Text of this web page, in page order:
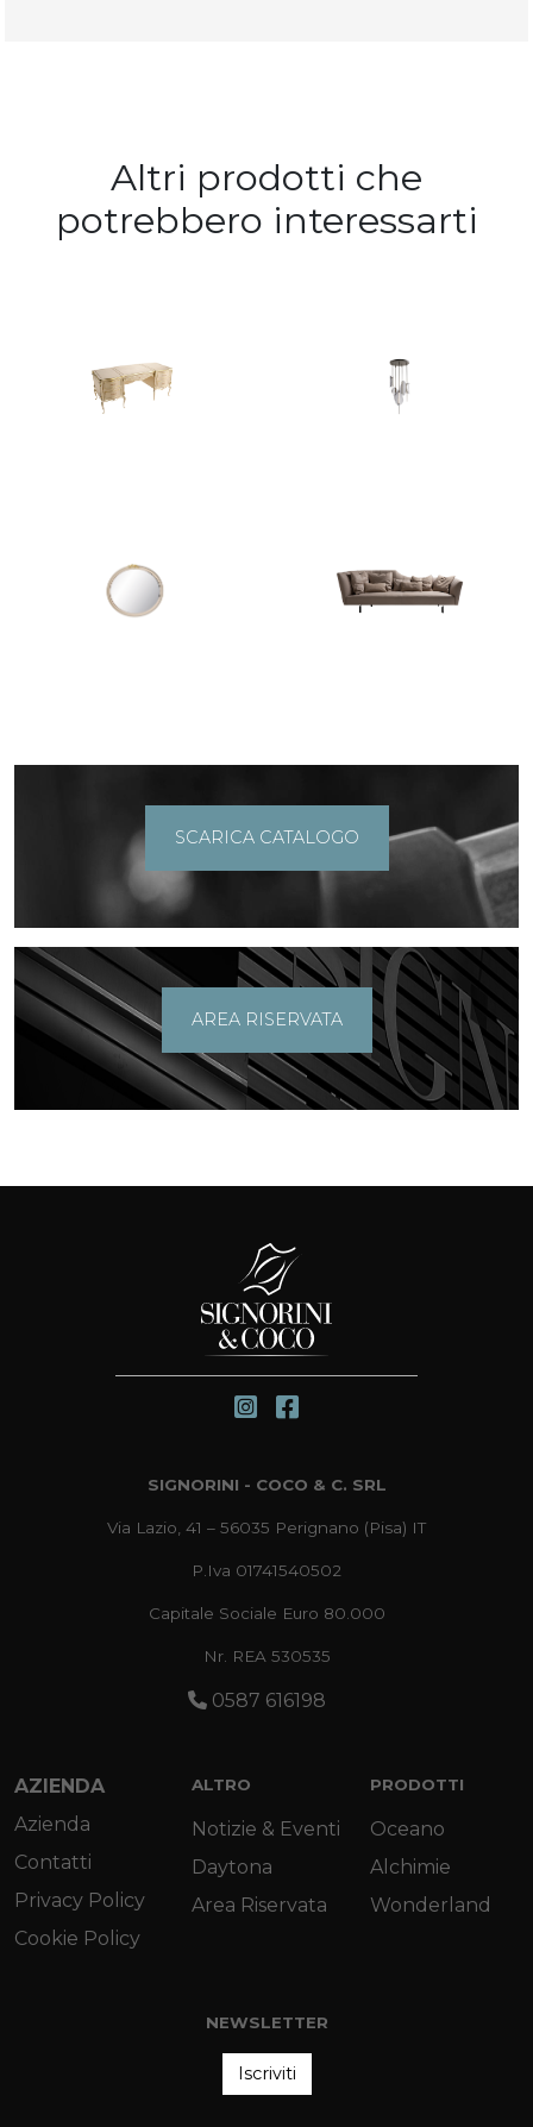
Altri prodotti che
potrebbero interessarti
SCARICA CATALOGO
AREA RISERVATA
SIGNORINI - COCO & C. SRL
Via Lazio, 41 – 56035 Perignano (Pisa) IT
P.Iva 01741540502
Capitale Sociale Euro 80.000
Nr. REA 530535
0587 616198
AZIENDA
Azienda
Contatti
Privacy Policy
Cookie Policy
ALTRO
Notizie & Eventi
Daytona
Area Riservata
PRODOTTI
Oceano
Alchimie
Wonderland
NEWSLETTER
Iscriviti